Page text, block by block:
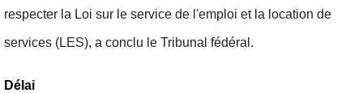
respecter la Loi sur le service de l'emploi et la location de
services (LES), a conclu le Tribunal fédéral.
Délai